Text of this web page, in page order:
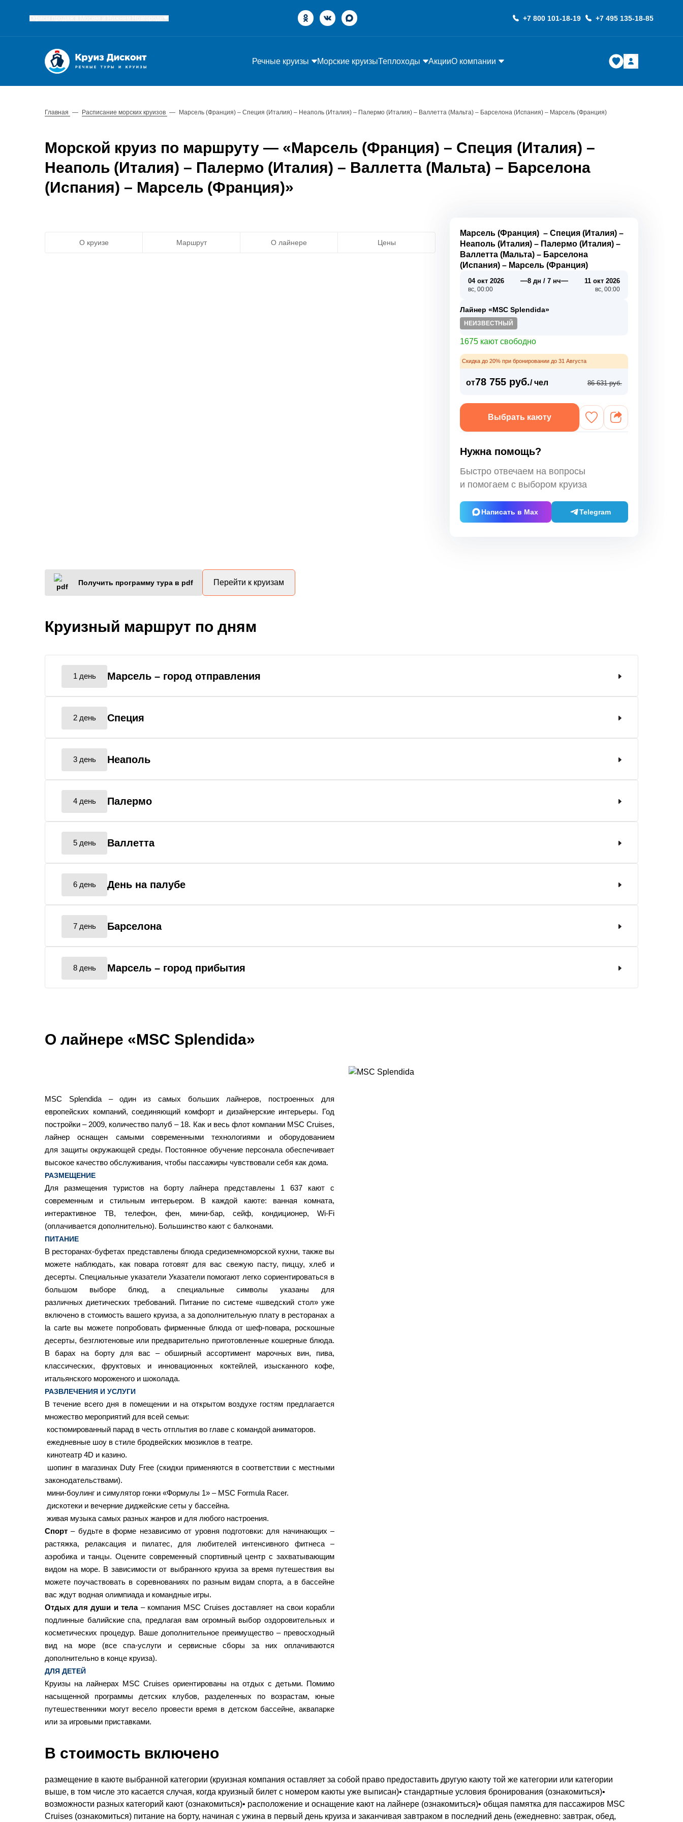
+7 800 101-18-19 +7 495 135-18-85
Речные круизы Морские круизыТеплоходы АкцииО компании
Главная — Расписание морских круизов — Марсель (Франция) – Специя (Италия) – Неаполь (Италия) – Палермо (Италия) – Валлетта (Мальта) – Барселона (Испания) – Марсель (Франция)
Морской круиз по маршруту — «Марсель (Франция) – Специя (Италия) –
Неаполь (Италия) – Палермо (Италия) – Валлетта (Мальта) – Барселона
(Испания) – Марсель (Франция)»
О круизе Маршрут О лайнере Цены
Марсель (Франция) –Специя (Италия) –
Неаполь (Италия) – Палермо (Италия) –
Валлетта (Мальта) – Барселона
(Испания) – Марсель (Франция)
04 окт 2026
вс, 00:00
—8 дн / 7 нч— 11 окт 2026
вс, 00:00
Лайнер «MSC Splendida»
НЕИЗВЕСТНЫЙ
1675 кают свободно
Скидка до 20% при бронировании до 31 Августа
от78 755 руб./ чел 86 631 руб.
Выбрать каюту
Нужна помощь?
Быстро отвечаем на вопросы
и помогаем с выбором круиза
Написать в Max Telegram
Получить программу тура в pdf Перейти к круизам
Круизный маршрут по дням
1 день Марсель – город отправления
2 день Специя
3 день Неаполь
4 день Палермо
5 день Валлетта
6 день День на палубе
7 день Барселона
8 день Марсель – город прибытия
О лайнере «MSC Splendida»
MSC Splendida – один из самых больших лайнеров, построенных для
европейских компаний, соединяющий комфорт и дизайнерские интерьеры. Год
постройки – 2009, количество палуб – 18. Как и весь флот компании MSC Cruises,
лайнер оснащен самыми современными технологиями и оборудованием
для защиты окружающей среды. Постоянное обучение персонала обеспечивает
высокое качество обслуживания, чтобы пассажиры чувствовали себя как дома.
РАЗМЕЩЕНИЕ
Для размещения туристов на борту лайнера представлены 1 637 кают с
современным и стильным интерьером. В каждой каюте: ванная комната,
интерактивное ТВ, телефон, фен, мини-бар, сейф, кондиционер, Wi-Fi
(оплачивается дополнительно). Большинство кают с балконами.
ПИТАНИЕ
В ресторанах-буфетах представлены блюда средиземноморской кухни, также вы
можете наблюдать, как повара готовят для вас свежую пасту, пиццу, хлеб и
десерты. Специальные указатели Указатели помогают легко сориентироваться в
большом выборе блюд, а специальные символы указаны для
различных диетических требований. Питание по системе «шведский стол» уже
включено в стоимость вашего круиза, а за дополнительную плату в ресторанах a
la carte вы можете попробовать фирменные блюда от шеф-повара, роскошные
десерты, безглютеновые или предварительно приготовленные кошерные блюда.
В барах на борту для вас – обширный ассортимент марочных вин, пива,
классических, фруктовых и инновационных коктейлей, изысканного кофе,
итальянского мороженого и шоколада.
РАЗВЛЕЧЕНИЯ И УСЛУГИ
В течение всего дня в помещении и на открытом воздухе гостям предлагается
множество мероприятий для всей семьи:
костюмированный парад в честь отплытия во главе с командой аниматоров.
ежедневные шоу в стиле бродвейских мюзиклов в театре.
кинотеатр 4D и казино.
шопинг в магазинах Duty Free (скидки применяются в соответствии с местными
законодательствами).
мини-боулинг и симулятор гонки «Формулы 1» – MSC Formula Racer.
дискотеки и вечерние диджейские сеты у бассейна.
живая музыка самых разных жанров и для любого настроения.
Спорт – будьте в форме независимо от уровня подготовки: для начинающих –
растяжка, релаксация и пилатес, для любителей интенсивного фитнеса –
аэробика и танцы. Оцените современный спортивный центр с захватывающим
видом на море. В зависимости от выбранного круиза за время путешествия вы
можете поучаствовать в соревнованиях по разным видам спорта, а в бассейне
вас ждут водная олимпиада и командные игры.
Отдых для души и тела– компания MSC Cruises доставляет на свои корабли
подлинные балийские спа, предлагая вам огромный выбор оздоровительных и
косметических процедур. Ваше дополнительное преимущество – превосходный
вид на море (все спа-услуги и сервисные сборы за них оплачиваются
дополнительно в конце круиза).
ДЛЯ ДЕТЕЙ
Круизы на лайнерах MSC Cruises ориентированы на отдых с детьми. Помимо
насыщенной программы детских клубов, разделенных по возрастам, юные
путешественники могут весело провести время в детском бассейне, аквапарке
или за игровыми приставками.
В стоимость включено
размещение в каюте выбранной категории (круизная компания оставляет за собой право предоставить другую каюту той же категории или категории
выше, в том числе это касается случая, когда круизный билет с номером каюты уже выписан)• стандартные условия бронирования (ознакомиться)•
возможности разных категорий кают (ознакомиться)• расположение и оснащение кают на лайнере (ознакомиться)• общая памятка для пассажиров MSC
Cruises (ознакомиться) питание на борту, начиная с ужина в первый день круиза и заканчивая завтраком в последний день (ежедневно: завтрак, обед,